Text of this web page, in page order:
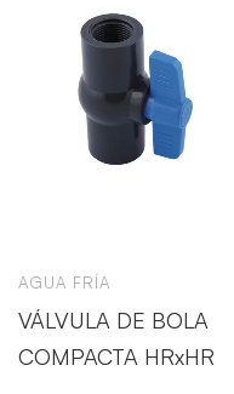
AGUA FRÍA
VÁLVULA DE BOLA
COMPACTA HRxHR